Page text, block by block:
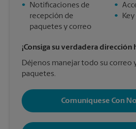
•
Notificaciones de
recepción de
paquetes y correo
•
•
¡Consiga su verdadera dirección
Déjenos manejar todo su correo
paquetes.
Comuníquese Con